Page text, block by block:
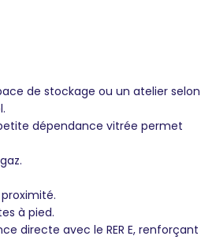
de stockage ou un atelier selon
dépendance vitrée permet
à pied.
directe avec le RER E, renforçant